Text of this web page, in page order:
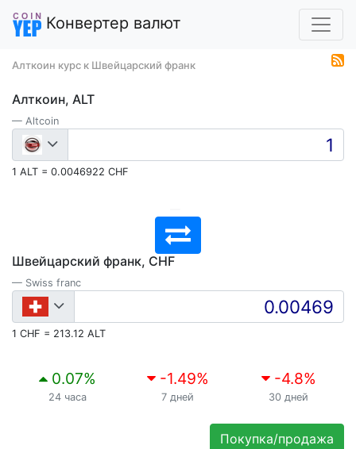
Конвертер валют
Алткоин курс к Швейцарский франк
Алткоин, ALT
Altcoin
1 ALT = 0.0046922 CHF
Швейцарский франк, CHF
Swiss franc
1 CHF = 213.12 ALT
0.07%
24 часа
-1.49%
7 дней
-4.8%
30 дней
Покупка/продажа